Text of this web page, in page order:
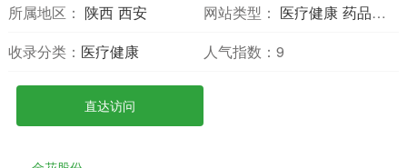
所属地区： 陕西 西安 网站类型： 医疗健康 药品药学
收录分类： 医疗健康 人气指数： 9
直达访问